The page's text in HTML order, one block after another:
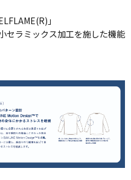
」
セラミックス加工を施した機能